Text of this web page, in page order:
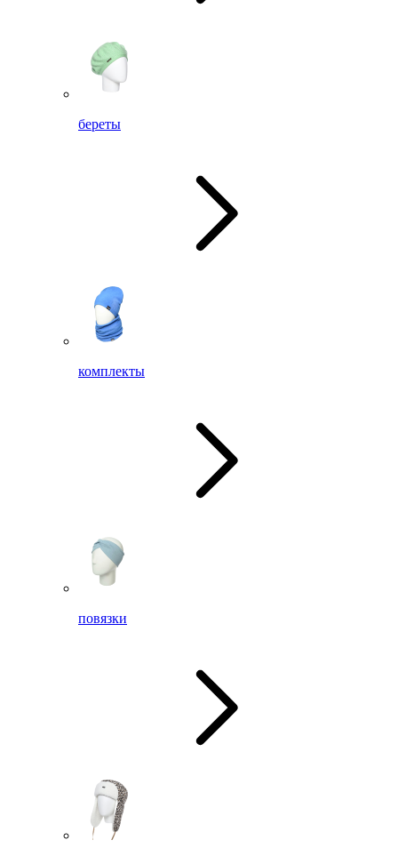
береты
комплекты
повязки